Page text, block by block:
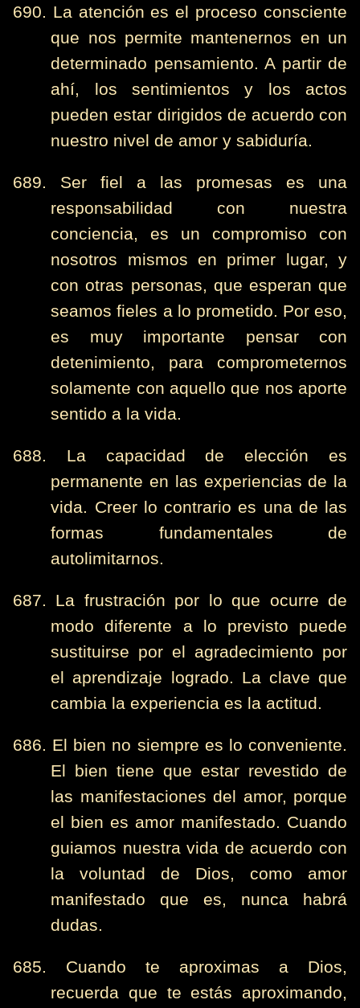
690. La atención es el proceso consciente
que nos permite mantenernos en un
determinado pensamiento. A partir de
ahí, los sentimientos y los actos
pueden estar dirigidos de acuerdo con
nuestro nivel de amor y sabiduría.
689. Ser fiel a las promesas es una
responsabilidad con nuestra
conciencia, es un compromiso con
nosotros mismos en primer lugar, y
con otras personas, que esperan que
seamos fieles a lo prometido. Por eso,
es muy importante pensar con
detenimiento, para comprometernos
solamente con aquello que nos aporte
sentido a la vida.
688. La capacidad de elección es
permanente en las experiencias de la
vida. Creer lo contrario es una de las
formas fundamentales de
autolimitarnos.
687. La frustración por lo que ocurre de
modo diferente a lo previsto puede
sustituirse por el agradecimiento por
el aprendizaje logrado. La clave que
cambia la experiencia es la actitud.
686. El bien no siempre es lo conveniente.
El bien tiene que estar revestido de
las manifestaciones del amor, porque
el bien es amor manifestado. Cuando
guiamos nuestra vida de acuerdo con
la voluntad de Dios, como amor
manifestado que es, nunca habrá
dudas.
685. Cuando te aproximas a Dios,
recuerda que te estás aproximando,